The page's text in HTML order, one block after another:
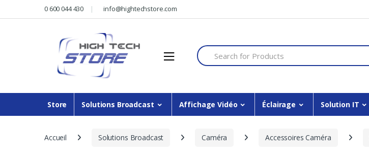
to
to
0 600 044 430 info@hightechstore.com
Search for:
Store Solutions Broadcast Affichage Vidéo Éclairage Solution IT
Accueil Solutions Broadcast Caméra Accessoires Caméra